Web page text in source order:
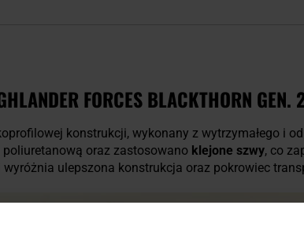
FORCES BLACKTHORN GEN.
konstrukcji, wykonany z wytrzymałego i
oraz zastosowano klejone szwy, co
ulepszona konstrukcja oraz pokrowiec